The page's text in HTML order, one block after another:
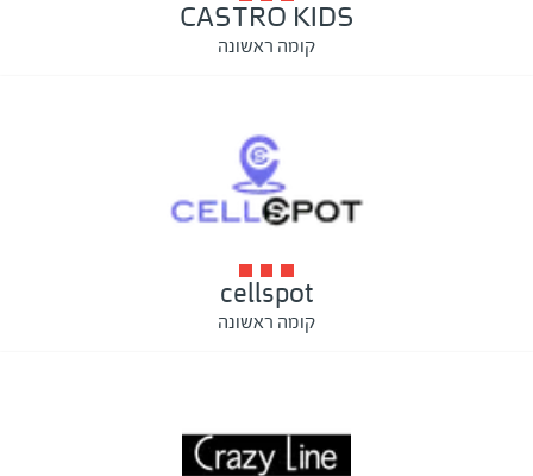
CASTRO KIDS
קומה ראשונה
cellspot
קומה ראשונה